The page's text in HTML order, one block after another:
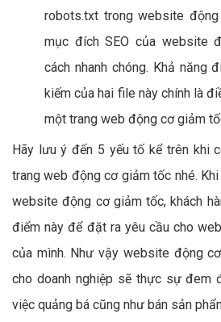
robots.txt trong website
mục đích SEO của website
cách nhanh chóng. Khả năng
kiếm của hai file này chính là
một trang web động cơ giảm
Hãy lưu ý đến 5 yếu tố kể trên khi
trang web động cơ giảm tốc nhé.
website động cơ giảm tốc, khách
điểm này để đặt ra yêu cầu cho
của mình. Như vậy website động
cho doanh nghiệp sẽ thực sự đem
việc quảng bá cũng như bán sản